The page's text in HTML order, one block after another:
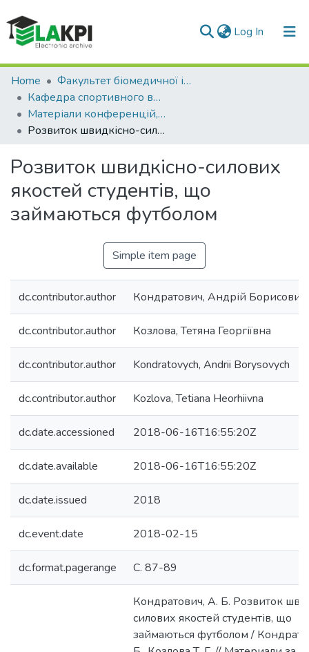
Log In (current)
Communities & Collections
All of DSpace
Statistics
Home
Факультет біомедичної інженерії (ФБМІ)
Кафедра спортивного вдосконалення (СВ)
Матеріали конференцій, семінарів і т.п. (СВ)
Розвиток швидкісно-силових якостей студентів, що займаються футболом
Розвиток швидкісно-силових
якостей студентів, що
займаються футболом
Simple item page
dc.contributor.author Кондратович, Андрій Борисович
dc.contributor.author Козлова, Тетяна Георгіївна
dc.contributor.author Kondratovych, Andrii Borysovych
dc.contributor.author Kozlova, Tetiana Heorhiivna
dc.date.accessioned 2018-06-16T16:55:20Z
dc.date.available 2018-06-16T16:55:20Z
dc.date.issued 2018
dc.event.date 2018-02-15
dc.format.pagerange С. 87-89
Кондратович, А. Б. Розвиток
силових якостей студентів, що
займаються футболом /